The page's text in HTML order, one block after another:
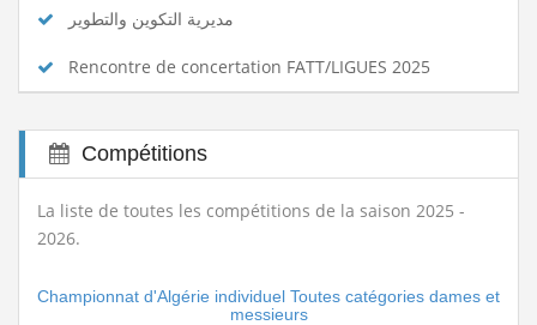
مديرية التكوين والتطوير
Rencontre de concertation FATT/LIGUES 2025
Compétitions
La liste de toutes les compétitions de la saison 2025 -
2026.
Championnat d'Algérie individuel Toutes catégories dames et
messieurs